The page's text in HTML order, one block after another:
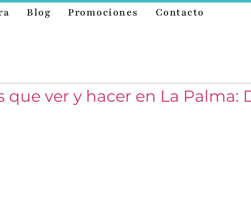
Blog Promociones Contacto
que ver y hacer en La Palma: